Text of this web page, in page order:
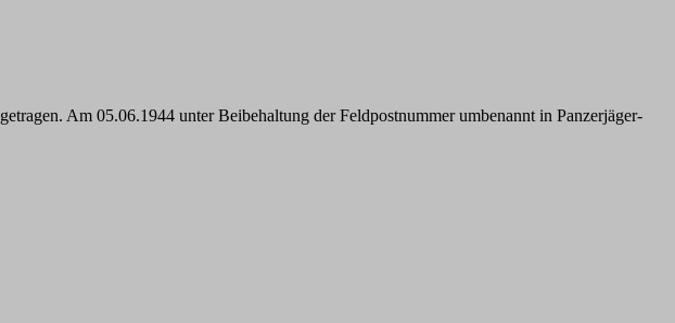
Am 05.06.1944 unter Beibehaltung der Feldpostnummer umbenannt in Panzerjäger-